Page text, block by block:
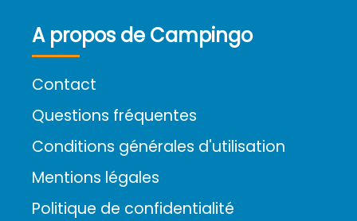
A propos de Campingo
Contact
Questions fréquentes
Conditions générales d'utilisation
Mentions légales
Politique de confidentialité